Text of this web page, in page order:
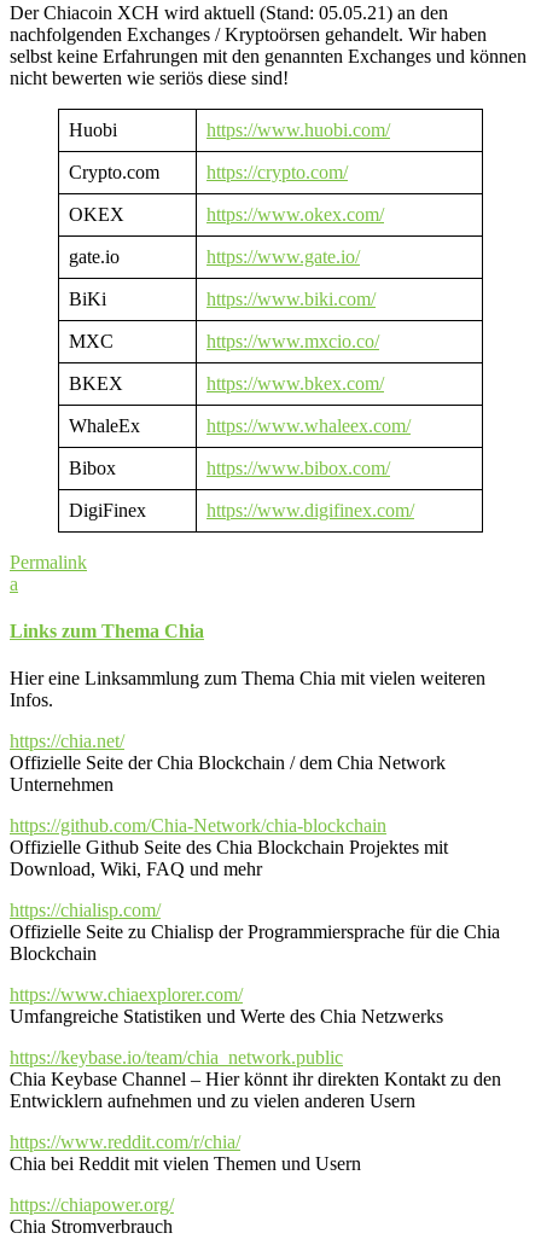
Der Chiacoin XCH wird aktuell (Stand: 05.05.21) an den
nachfolgenden Exchanges / Kryptoörsen gehandelt. Wir haben
selbst keine Erfahrungen mit den genannten Exchanges und können
nicht bewerten wie seriös diese sind!
Huobi https://www.huobi.com/
Crypto.com https://crypto.com/
OKEX https://www.okex.com/
gate.io https://www.gate.io/
BiKi https://www.biki.com/
MXC https://www.mxcio.co/
BKEX https://www.bkex.com/
WhaleEx https://www.whaleex.com/
Bibox https://www.bibox.com/
DigiFinex https://www.digifinex.com/
Permalink
a
Links zum Thema Chia
Hier eine Linksammlung zum Thema Chia mit vielen weiteren
Infos.
https://chia.net/
Offizielle Seite der Chia Blockchain / dem Chia Network
Unternehmen
https://github.com/Chia-Network/chia-blockchain
Offizielle Github Seite des Chia Blockchain Projektes mit
Download, Wiki, FAQ und mehr
https://chialisp.com/
Offizielle Seite zu Chialisp der Programmiersprache für die Chia
Blockchain
https://www.chiaexplorer.com/
Umfangreiche Statistiken und Werte des Chia Netzwerks
https://keybase.io/team/chia_network.public
Chia Keybase Channel – Hier könnt ihr direkten Kontakt zu den
Entwicklern aufnehmen und zu vielen anderen Usern
https://www.reddit.com/r/chia/
Chia bei Reddit mit vielen Themen und Usern
https://chiapower.org/
Chia Stromverbrauch